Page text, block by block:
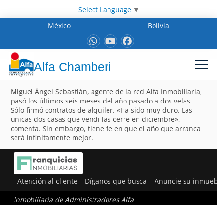
Select Language ▼
México
Bolivia
Alfa Chamberi
Miguel Ángel Sebastián, agente de la red Alfa Inmobiliaria,
pasó los últimos seis meses del año pasado a dos velas.
Sólo firmó contratos de alquiler. «Ha sido muy duro. Las
únicas dos casas que vendí las cerré en diciembre»,
comenta. Sin embargo, tiene fe en que el año que arranca
será infinitamente mejor.
Atención al cliente Díganos qué busca Anuncie su
Inmobiliaria de Administradores Alfa